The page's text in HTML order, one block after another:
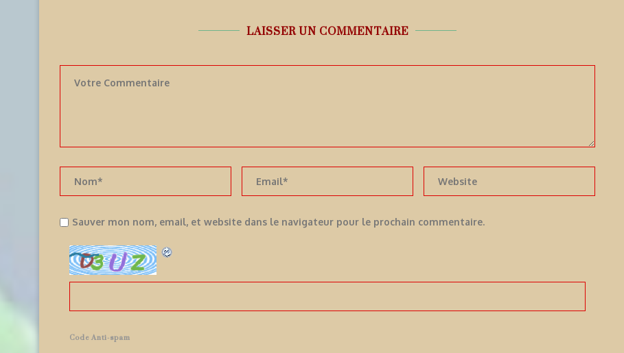
LAISSER UN COMMENTAIRE
Sauver mon nom, email, et website dans le navigateur pour le prochain commentaire.
Code Anti-spam